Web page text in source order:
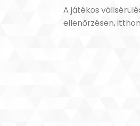
A játékos
ellenőrzésen,